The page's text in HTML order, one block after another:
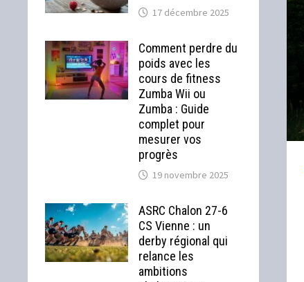
17 décembre 2025
Comment perdre du
poids avec les
cours de fitness
Zumba Wii ou
Zumba : Guide
complet pour
mesurer vos
progrès
19 novembre 2025
ASRC Chalon 27-6
CS Vienne : un
derby régional qui
relance les
ambitions